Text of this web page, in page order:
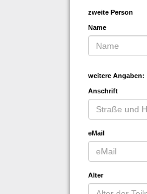
zweite Person
Name
weitere Angaben:
Anschrift
eMail
Alter